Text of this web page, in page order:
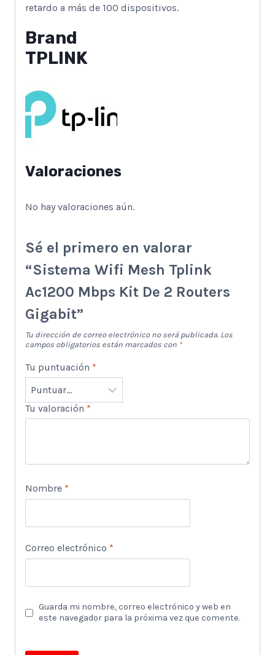
retardo a más de 100 dispositivos.
Brand
TPLINK
Valoraciones
No hay valoraciones aún.
Sé el primero en valorar
“Sistema Wifi Mesh Tplink
Ac1200 Mbps Kit De 2 Routers
Gigabit”
Tu dirección de correo electrónico no será publicada. Los
campos obligatorios están marcados con *
Tu puntuación *
Tu valoración *
Nombre *
Correo electrónico *
Guarda mi nombre, correo electrónico y web en
este navegador para la próxima vez que comente.